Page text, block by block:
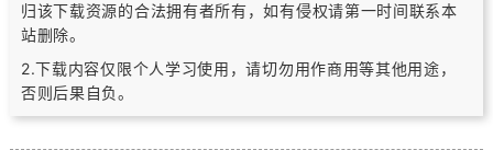
归该下载资源的合法拥有者所有，如有侵权请第一时间联系本
站删除。
2.下载内容仅限个人学习使用，请切勿用作商用等其他用途，
否则后果自负。